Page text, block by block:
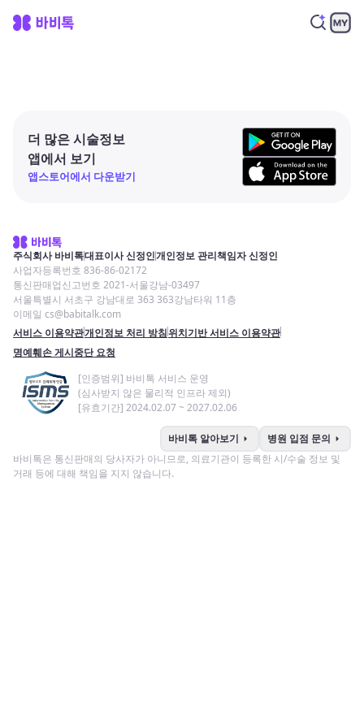
더 많은 시술정보
앱에서 보기
앱스토어에서 다운받기
주식회사 바비톡대표이사 신정인개인정보 관리책임자 신정인
사업자등록번호 836-86-02172
통신판매업신고번호 2021-서울강남-03497
서울특별시 서초구 강남대로 363 363강남타워 11층
이메일 cs@babitalk.com
서비스 이용약관개인정보 처리 방침위치기반 서비스 이용약관
명예훼손 게시중단 요청
[인증범위] 바비톡 서비스 운영
(심사받지 않은 물리적 인프라 제외)
[유효기간] 2024.02.07 ~ 2027.02.06
바비톡 알아보기 arrow_right 병원 입점 문의 arrow_right
바비톡은 통신판매의 당사자가 아니므로, 의료기관이 등록한 시/수술 정보 및
거래 등에 대해 책임을 지지 않습니다.